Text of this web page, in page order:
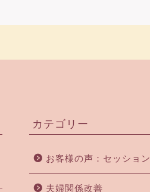
カテゴリー
お客様の声：セッション
夫婦関係改善